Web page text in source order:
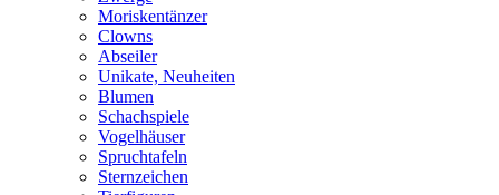
Moriskentänzer
Clowns
Abseiler
Unikate, Neuheiten
Blumen
Schachspiele
Vogelhäuser
Spruchtafeln
Sternzeichen